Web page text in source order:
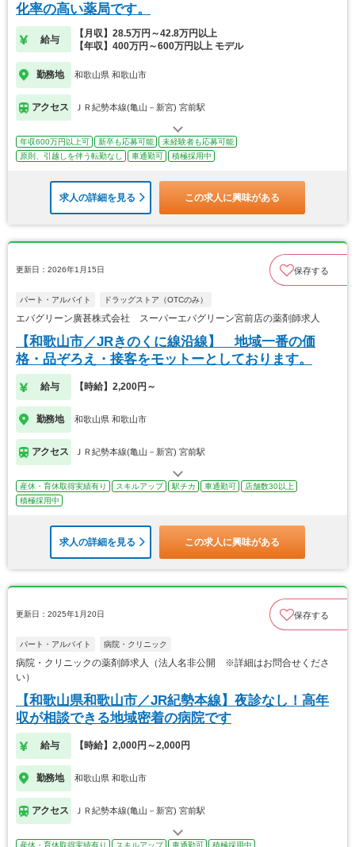
化率の高い薬局です。
給与
【月収】28.5万円～42.8万円以上
【年収】400万円～600万円以上 モデル
勤務地 和歌山県 和歌山市
アクセス ＪＲ紀勢本線(亀山－新宮) 宮前駅
年収600万円以上可 新卒も応募可能
未経験者も応募可能
原則、引越しを伴う転勤なし
車通勤可 積極採用中
求人の詳細を見る この求人に興味がある
更新日：2026年1月15日 保存する
パート・アルバイト ドラッグストア（OTCのみ）
エバグリーン廣甚株式会社 スーパーエバグリーン宮前店の薬剤師求人
【和歌山市／JRきのくに線沿線】 地域一番の価
格・品ぞろえ・接客をモットーとしております。
給与 【時給】2,200円～
勤務地 和歌山県 和歌山市
アクセス ＪＲ紀勢本線(亀山－新宮) 宮前駅
産休・育休取得実績有り スキルアップ 駅チカ 車通勤可
店舗数30以上
積極採用中
求人の詳細を見る この求人に興味がある
更新日：2025年1月20日 保存する
パート・アルバイト 病院・クリニック
病院・クリニックの薬剤師求人（法人名非公開 ※詳細はお問合せくださ
い）
【和歌山県和歌山市／JR紀勢本線】夜診なし！高年
収が相談できる地域密着の病院です
給与 【時給】2,000円～2,000円
勤務地 和歌山県 和歌山市
アクセス ＪＲ紀勢本線(亀山－新宮) 宮前駅
産休・育休取得実績有り スキルアップ 車通勤可 積極採用中